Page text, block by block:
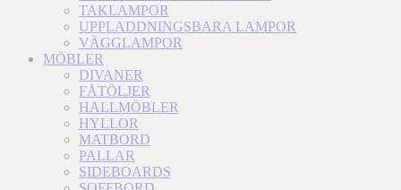
TAKLAMPOR
UPPLADDNINGSBARA LAMPOR
VÄGGLAMPOR
MÖBLER
DIVANER
FÅTÖLJER
HALLMÖBLER
HYLLOR
MATBORD
PALLAR
SIDEBOARDS